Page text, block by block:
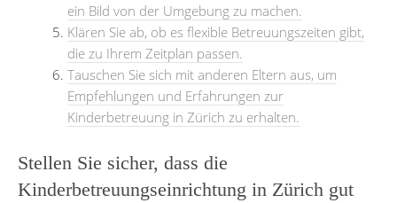
ein Bild von der Umgebung zu machen.
Klären Sie ab, ob es flexible Betreuungszeiten gibt,
die zu Ihrem Zeitplan passen.
Tauschen Sie sich mit anderen Eltern aus, um
Empfehlungen und Erfahrungen zur
Kinderbetreuung in Zürich zu erhalten.
Stellen Sie sicher, dass die
Kinderbetreuungseinrichtung in Zürich gut